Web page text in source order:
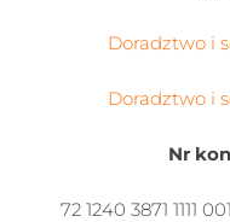
Doradztwo i
Doradztwo i
Nr
72 1240 3871 1111